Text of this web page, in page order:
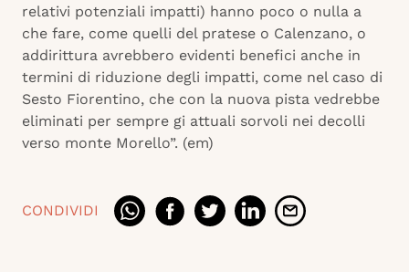
relativi potenziali impatti) hanno poco o nulla a
che fare, come quelli del pratese o Calenzano, o
addirittura avrebbero evidenti benefici anche in
termini di riduzione degli impatti, come nel caso di
Sesto Fiorentino, che con la nuova pista vedrebbe
eliminati per sempre gi attuali sorvoli nei decolli
verso monte Morello”. (em)
CONDIVIDI